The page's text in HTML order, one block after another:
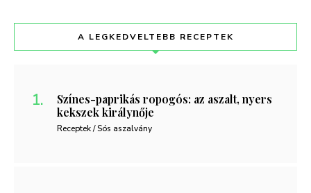
A LEGKEDVELTEBB RECEPTEK
Színes-paprikás ropogós: az aszalt, nyers
kekszek királynője
Receptek / Sós aszalvány